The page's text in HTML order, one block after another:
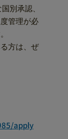
別承認、
管理が必
方は、ぜ
apply